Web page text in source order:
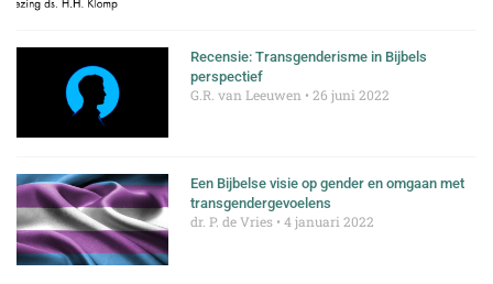
Recensie: Transgenderisme in Bijbels
perspectief
G.R. van Leeuwen 26 juni 2022
Een Bijbelse visie op gender en omgaan met
transgendergevoelens
dr. P. de Vries 4 januari 2022